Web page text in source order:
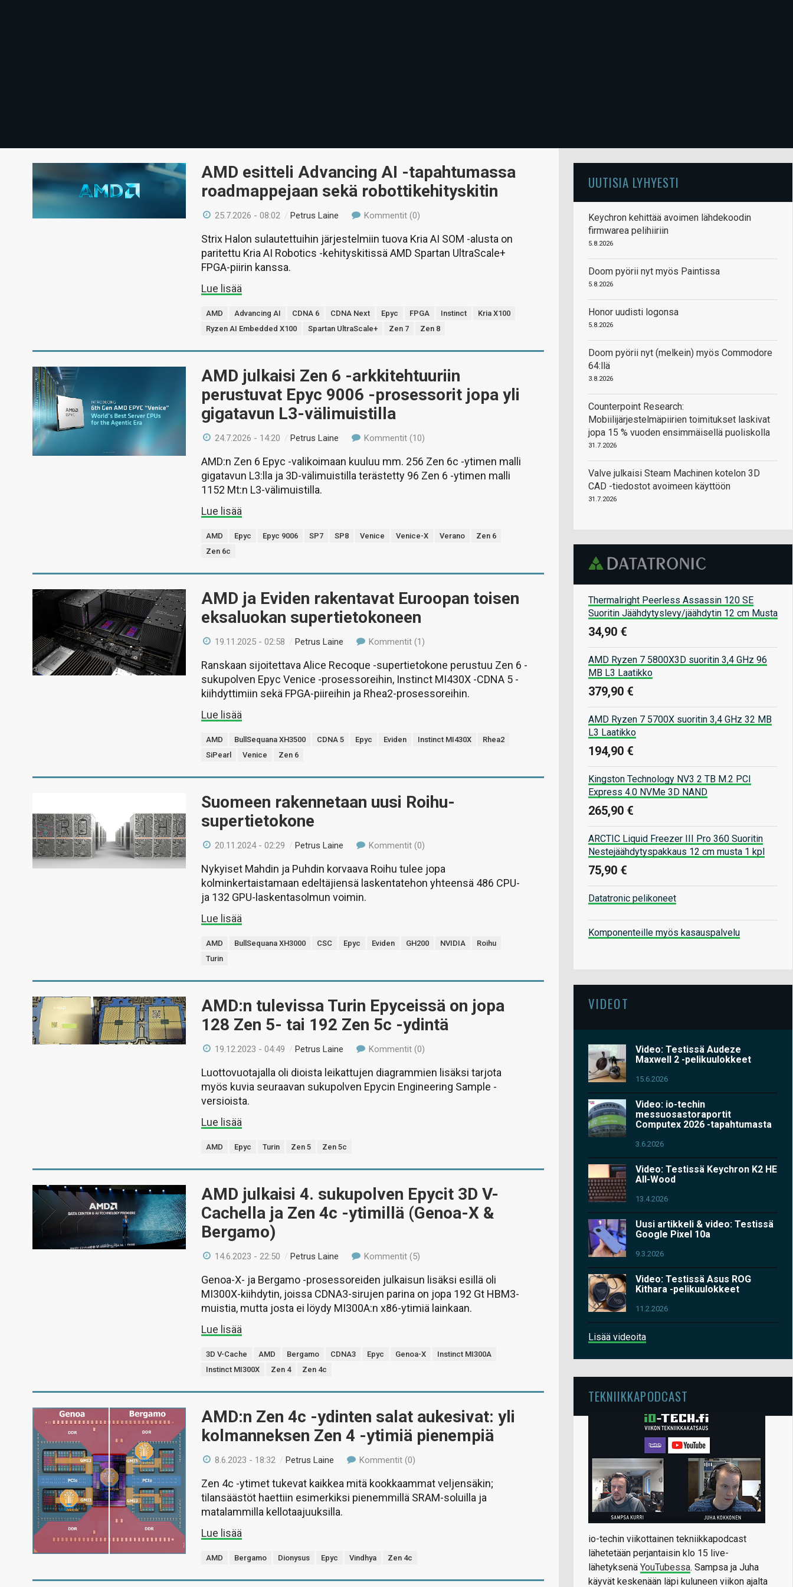
AMD esitteli Advancing AI -tapahtumassa
roadmappejaan sekä robottikehityskitin
25.7.2026 - 08:02 /Petrus Laine Kommentit (0)
Strix Halon sulautettuihin järjestelmiin tuova Kria AI SOM -alusta on
paritettu Kria AI Robotics -kehityskitissä AMD Spartan UltraScale+
FPGA-piirin kanssa.
Lue lisää
AMD Advancing AI CDNA 6 CDNA Next Epyc FPGA Instinct
Kria X100
Ryzen AI Embedded X100
Spartan UltraScale+ Zen 7 Zen 8
AMD julkaisi Zen 6 -arkkitehtuuriin
perustuvat Epyc 9006 -prosessorit jopa yli
gigatavun L3-välimuistilla
24.7.2026 - 14:20 /Petrus Laine Kommentit (10)
AMD:n Zen 6 Epyc -valikoimaan kuuluu mm. 256 Zen 6c -ytimen malli
gigatavun L3:lla ja 3D-välimuistilla terästetty 96 Zen 6 -ytimen malli
1152 Mt:n L3-välimuistilla.
Lue lisää
AMD Epyc Epyc 9006 SP7 SP8 Venice Venice-X Verano
Zen 6
Zen 6c
AMD ja Eviden rakentavat Euroopan toisen
eksaluokan supertietokoneen
19.11.2025 - 02:58 /Petrus Laine Kommentit (1)
Ranskaan sijoitettava Alice Recoque -supertietokone perustuu Zen 6 -
sukupolven Epyc Venice -prosessoreihin, Instinct MI430X -CDNA 5 -
kiihdyttimiin sekä FPGA-piireihin ja Rhea2-prosessoreihin.
Lue lisää
AMD BullSequana XH3500 CDNA 5 Epyc Eviden Instinct MI430X
Rhea2
SiPearl
Venice Zen 6
Suomeen rakennetaan uusi Roihu-
supertietokone
20.11.2024 - 02:29 /Petrus Laine Kommentit (0)
Nykyiset Mahdin ja Puhdin korvaava Roihu tulee jopa
kolminkertaistamaan edeltäjiensä laskentatehon yhteensä 486 CPU-
ja 132 GPU-laskentasolmun voimin.
Lue lisää
AMD BullSequana XH3000 CSC Epyc Eviden GH200 NVIDIA
Roihu
Turin
AMD:n tulevissa Turin Epyceissä on jopa
128 Zen 5- tai 192 Zen 5c -ydintä
19.12.2023 - 04:49 /Petrus Laine Kommentit (0)
Luottovuotajalla oli dioista leikattujen diagrammien lisäksi tarjota
myös kuvia seuraavan sukupolven Epycin Engineering Sample -
versioista.
Lue lisää
AMD Epyc Turin Zen 5 Zen 5c
AMD julkaisi 4. sukupolven Epycit 3D V-
Cachella ja Zen 4c -ytimillä (Genoa-X &
Bergamo)
14.6.2023 - 22:50 /Petrus Laine Kommentit (5)
Genoa-X- ja Bergamo -prosessoreiden julkaisun lisäksi esillä oli
MI300X-kiihdytin, joissa CDNA3-sirujen parina on jopa 192 Gt HBM3-
muistia, mutta josta ei löydy MI300A:n x86-ytimiä lainkaan.
Lue lisää
3D V-Cache AMD Bergamo CDNA3 Epyc Genoa-X
Instinct MI300A
Instinct MI300X
Zen 4 Zen 4c
AMD:n Zen 4c -ydinten salat aukesivat: yli
kolmanneksen Zen 4 -ytimiä pienempiä
8.6.2023 - 18:32 /Petrus Laine Kommentit (0)
Zen 4c -ytimet tukevat kaikkea mitä kookkaammat veljensäkin;
tilansäästöt haettiin esimerkiksi pienemmillä SRAM-soluilla ja
matalammilla kellotaajuuksilla.
Lue lisää
AMD Bergamo Dionysus Epyc Vindhya Zen 4c
UUTISIA LYHYESTI
Keychron kehittää avoimen lähdekoodin
firmwarea pelihiiriin
5.8.2026
Doom pyörii nyt myös Paintissa
5.8.2026
Honor uudisti logonsa
5.8.2026
Doom pyörii nyt (melkein) myös Commodore
64:llä
3.8.2026
Counterpoint Research:
Mobiilijärjestelmäpiirien toimitukset laskivat
jopa 15 % vuoden ensimmäisellä puoliskolla
31.7.2026
Valve julkaisi Steam Machinen kotelon 3D
CAD -tiedostot avoimeen käyttöön
31.7.2026
Thermalright Peerless Assassin 120 SE
Suoritin Jäähdytyslevy/jäähdytin 12 cm Musta
34,90 €
AMD Ryzen 7 5800X3D suoritin 3,4 GHz 96
MB L3 Laatikko
379,90 €
AMD Ryzen 7 5700X suoritin 3,4 GHz 32 MB
L3 Laatikko
194,90 €
Kingston Technology NV3 2 TB M.2 PCI
Express 4.0 NVMe 3D NAND
265,90 €
ARCTIC Liquid Freezer III Pro 360 Suoritin
Nestejäähdytyspakkaus 12 cm musta 1 kpl
75,90 €
Datatronic pelikoneet
Komponenteille myös kasauspalvelu
VIDEOT
Video: Testissä Audeze
Maxwell 2 -pelikuulokkeet
15.6.2026
Video: io-techin
messuosastoraportit
Computex 2026 -tapahtumasta
3.6.2026
Video: Testissä Keychron K2 HE
All-Wood
13.4.2026
Uusi artikkeli & video: Testissä
Google Pixel 10a
9.3.2026
Video: Testissä Asus ROG
Kithara -pelikuulokkeet
11.2.2026
Lisää videoita
TEKNIIKKAPODCAST
io-techin viikottainen tekniikkapodcast
lähetetään perjantaisin klo 15 live-
lähetyksenä YouTubessa. Sampsa ja Juha
käyvät keskenään läpi kuluneen viikon ajalta